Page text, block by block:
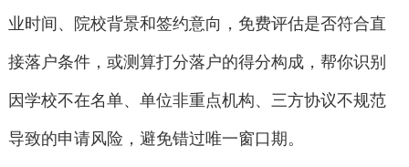
业时间、院校背景和签约意向，免费评估是否符合直
接落户条件，或测算打分落户的得分构成，帮你识别
因学校不在名单、单位非重点机构、三方协议不规范
导致的申请风险，避免错过唯一窗口期。